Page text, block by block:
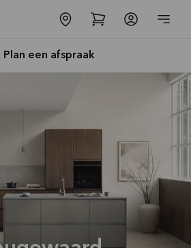
Plan een afspraak
-30% op alle
incl. spoelbak